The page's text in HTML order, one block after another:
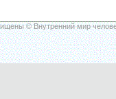
© Внутренний мир